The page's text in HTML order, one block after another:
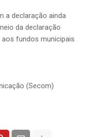
a declaração ainda
da declaração
fundos municipais
(Secom)